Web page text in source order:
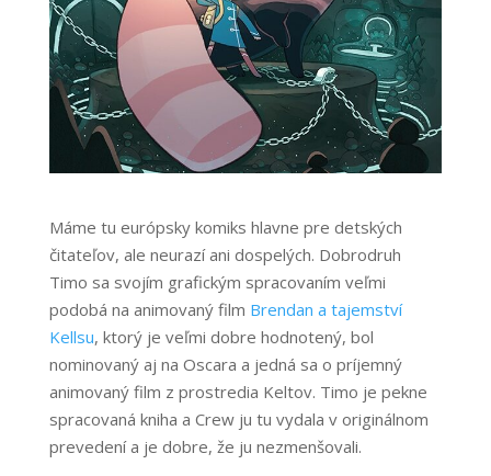
Máme tu európsky komiks hlavne pre detských
čitateľov, ale neurazí ani dospelých. Dobrodruh
Timo sa svojím grafickým spracovaním veľmi
podobá na animovaný film Brendan a tajemství
Kellsu, ktorý je veľmi dobre hodnotený, bol
nominovaný aj na Oscara a jedná sa o príjemný
animovaný film z prostredia Keltov. Timo je pekne
spracovaná kniha a Crew ju tu vydala v originálnom
prevedení a je dobre, že ju nezmenšovali.